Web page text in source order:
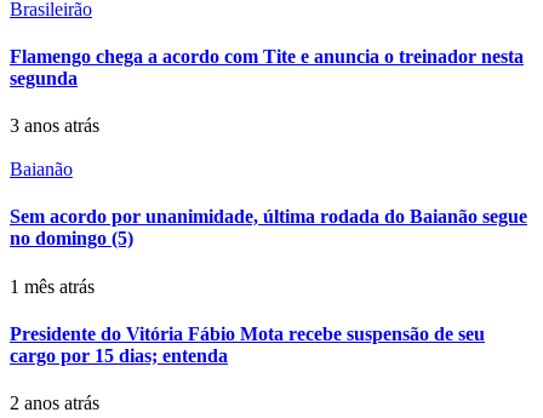
Brasileirão
Flamengo chega a acordo com Tite e anuncia o treinador nesta
segunda
3 anos atrás
Baianão
Sem acordo por unanimidade, última rodada do Baianão segue
no domingo (5)
1 mês atrás
Presidente do Vitória Fábio Mota recebe suspensão de seu
cargo por 15 dias; entenda
2 anos atrás